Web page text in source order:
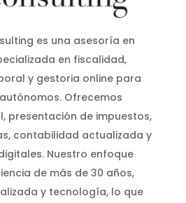
es una asesoría en
en fiscalidad,
y gestoria online para
Ofrecemos
presentación de impuestos,
contabilidad actualizada y
Nuestro enfoque
de más de 30 años,
y tecnología, lo que